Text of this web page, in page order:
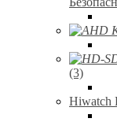
(3)
Hiwatch